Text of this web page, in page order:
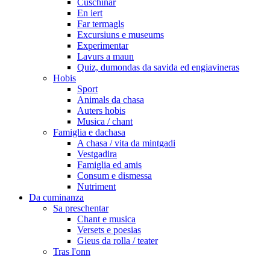
Cuschinar
En iert
Far termagls
Excursiuns e museums
Experimentar
Lavurs a maun
Quiz, dumondas da savida ed engiavineras
Hobis
Sport
Animals da chasa
Auters hobis
Musica / chant
Famiglia e dachasa
A chasa / vita da mintgadi
Vestgadira
Famiglia ed amis
Consum e dismessa
Nutriment
Da cuminanza
Sa preschentar
Chant e musica
Versets e poesias
Gieus da rolla / teater
Tras l'onn